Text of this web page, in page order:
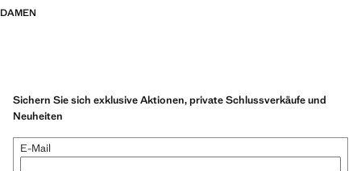
DAMEN
Sichern Sie sich exklusive Aktionen, private Schlussverkäufe und
Neuheiten
E-Mail